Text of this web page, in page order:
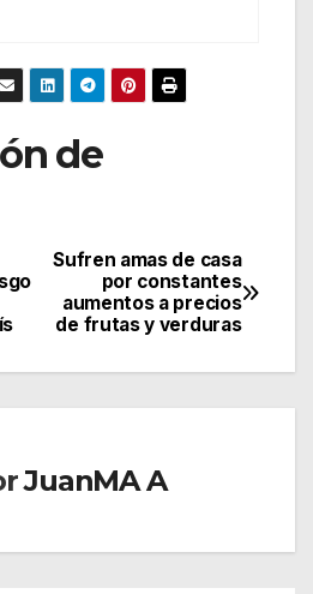
de
Sufren amas de casa
por constantes
aumentos a precios
de frutas y verduras
JuanMA A